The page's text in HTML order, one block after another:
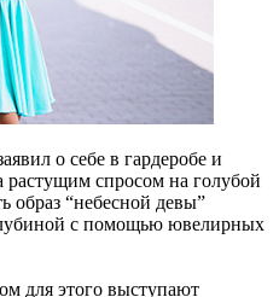
о себе в гардеробе и
растущим спросом на голубой
образ “небесной девы”
с помощью ювелирных
для этого выступают